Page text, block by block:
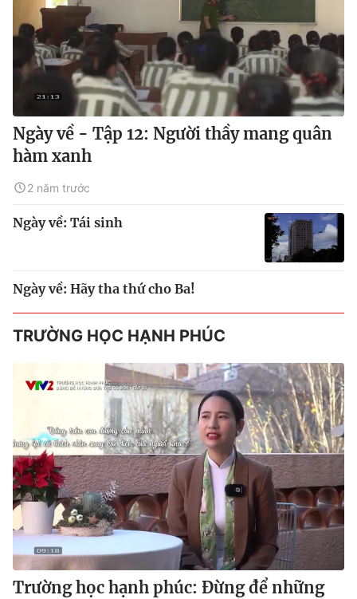
Ngày về - Tập 12: Người thầy mang quân
hàm xanh
2 năm trước
Ngày về: Tái sinh
Ngày về: Hãy tha thứ cho Ba!
TRƯỜNG HỌC HẠNH PHÚC
Trường học hạnh phúc: Đừng để những